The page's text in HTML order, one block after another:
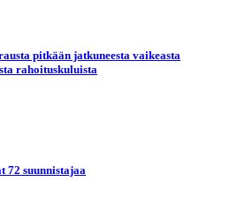
pitkään jatkuneesta vaikeasta
rahoituskuluista
72 suunnistajaa